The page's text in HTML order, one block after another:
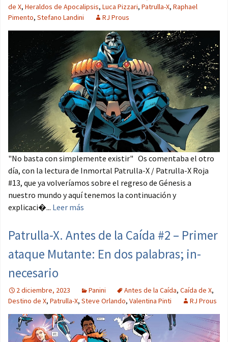
de X, Heraldos de Apocalipsis, Luca Pizzari, Patrulla-X, Raphael
Pimento, Stefano Landini RJ Prous
"No basta con simplemente existir" Os comentaba el otro
día, con la lectura de Inmortal Patrulla-X / Patrulla-X Roja
#13, que ya volveríamos sobre el regreso de Génesis a
nuestro mundo y aquí tenemos la continuación y
explicaci�... Leer más
Patrulla-X. Antes de la Caída #2 – Primer
ataque Mutante: En dos palabras; in-
necesario
2 diciembre, 2023 Panini Antes de la Caída, Caída de X,
Destino de X, Patrulla-X, Steve Orlando, Valentina Pinti RJ Prous